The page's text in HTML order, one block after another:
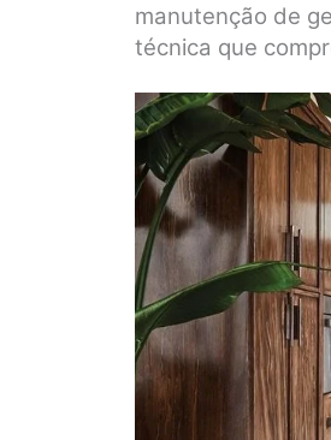
manutenção de
técnica que